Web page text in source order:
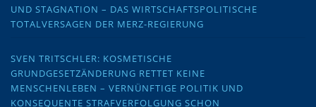
UND STAGNATION – DAS WIRTSCHAFTSPOLITISCHE
TOTALVERSAGEN DER MERZ-REGIERUNG
SVEN TRITSCHLER: KOSMETISCHE
GRUNDGESETZÄNDERUNG RETTET KEINE
MENSCHENLEBEN – VERNÜNFTIGE POLITIK UND
KONSEQUENTE STRAFVERFOLGUNG SCHON